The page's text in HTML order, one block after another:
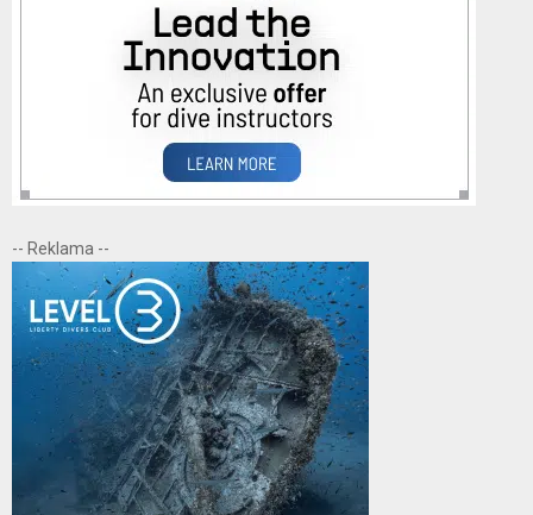
-- Reklama --